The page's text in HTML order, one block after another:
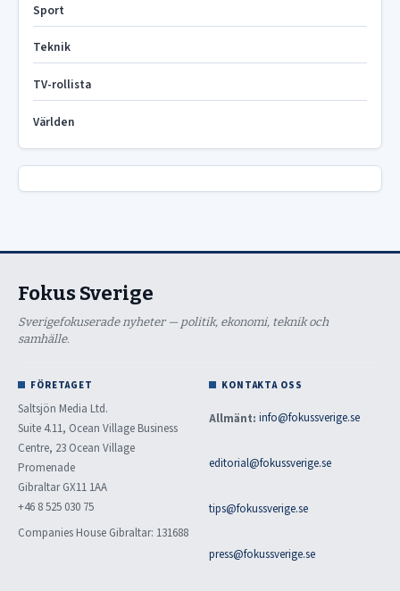
Sport
Teknik
TV-rollista
Världen
Fokus Sverige
Sverigefokuserade nyheter — politik, ekonomi, teknik och
samhälle.
FÖRETAGET
Saltsjön Media Ltd.
Suite 4.11, Ocean Village Business
Centre, 23 Ocean Village
Promenade
Gibraltar GX11 1AA
+46 8 525 030 75
Companies House Gibraltar: 131688
KONTAKTA OSS
Allmänt: info@fokussverige.se
editorial@fokussverige.se
tips@fokussverige.se
press@fokussverige.se